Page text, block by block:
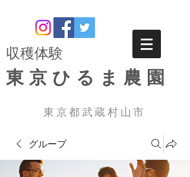
​収穫体験
東京ひるま農園
東京都武蔵村山市
グループ